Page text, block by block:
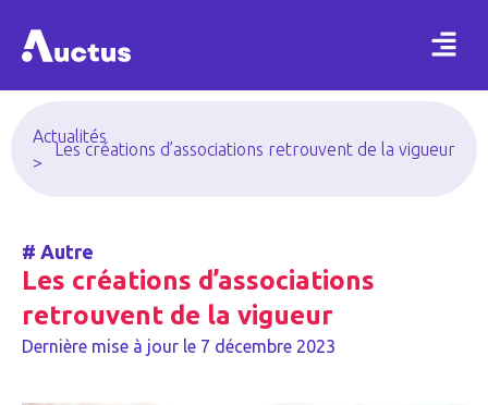
Actualités
>
Les créations d’associations retrouvent de la vigueur
# Autre
Les créations d’associations
retrouvent de la vigueur
Dernière mise à jour le 7 décembre 2023